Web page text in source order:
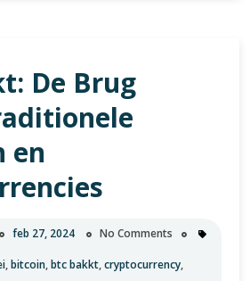
voor
Beginners
De Brug
en
feb 27, 2024 No Comments
,bitcoin,btc bakkt,cryptocurrency,